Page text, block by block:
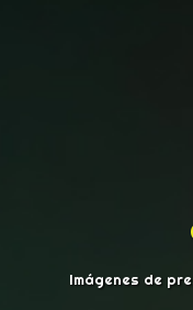
Imágenes de